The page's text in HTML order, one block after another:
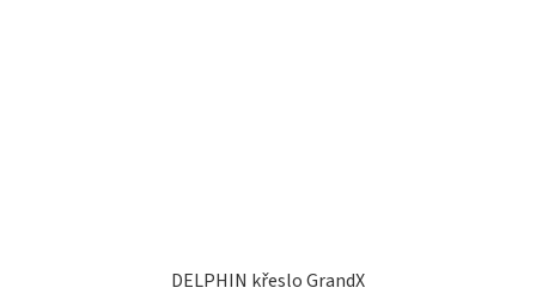
DELPHIN křeslo GrandX